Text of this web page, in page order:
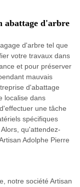
abattage d'arbre
d'arbre tel que
votre travaux dans
et pour préserver
mauvais
d'abattage
localise dans
une tâche
spécifiques
qu'attendez-
Adolphe Pierre
notre société Artisan